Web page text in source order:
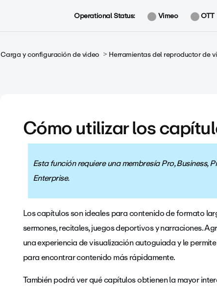
Operational Status: Vimeo OTT
Carga y configuración de video Herramientas del reproductor de
Cómo utilizar los
Esta función requiere una membresía Pro, Business,
Enterprise.
Los capítulos son ideales para contenido de formato
sermones, recitales, juegos deportivos y narraciones.
una experiencia de visualización autoguiada y le
para encontrar contenido más rápidamente.
También podrá ver qué capítulos obtienen la mayor